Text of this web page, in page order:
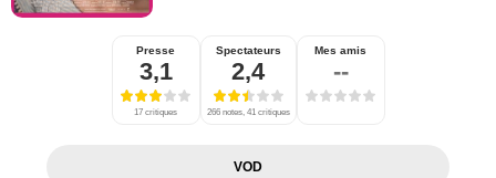
Presse
3,1
17 critiques
Spectateurs
2,4
266 notes, 41 critiques
Mes amis
--
VOD